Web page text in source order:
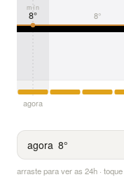
8° 8°
mín
agora
agora 8°
arraste para ver as 24h ·